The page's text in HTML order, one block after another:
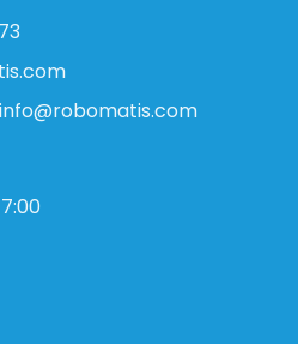
info@robomatis.com